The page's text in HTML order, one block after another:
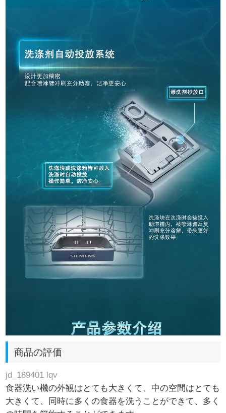
商品の評価
jd_189401 lqv
食器洗い機の外観はとても大きくて、中の空間はとても
大きくて、同時に多くの食器を洗うことができて、多く